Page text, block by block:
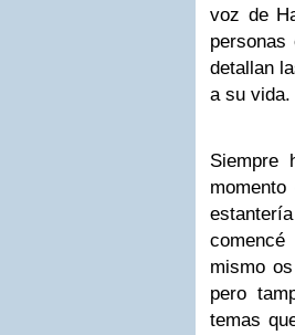
voz de
detallan
a su vida.
Siempre
mismo
pero
temas